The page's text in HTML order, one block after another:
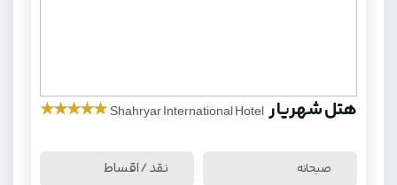
هتل شهریار Shahryar International Hotel
★
★
★
★
★
صبحانه نقد / اقساط